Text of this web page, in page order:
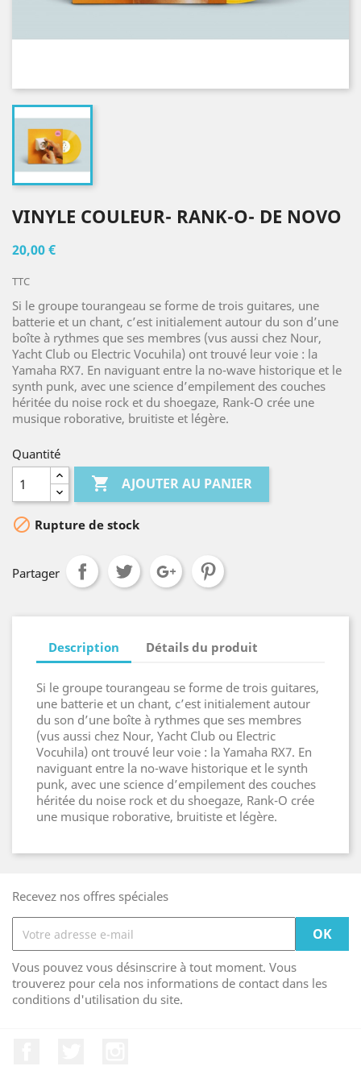
VINYLE COULEUR- RANK-O- DE NOVO
20,00 €
TTC
Si le groupe tourangeau se forme de trois guitares, une
batterie et un chant, c’est initialement autour du son d’une
boîte à rythmes que ses membres (vus aussi chez Nour,
Yacht Club ou Electric Vocuhila) ont trouvé leur voie : la
Yamaha RX7. En naviguant entre la no-wave historique et le
synth punk, avec une science d’empilement des couches
héritée du noise rock et du shoegaze, Rank-O crée une
musique roborative, bruitiste et légère.
Quantité
 AJOUTER AU PANIER
 Rupture de stock
Partager
Description Détails du produit
Si le groupe tourangeau se forme de trois guitares,
une batterie et un chant, c’est initialement autour
du son d’une boîte à rythmes que ses membres
(vus aussi chez Nour, Yacht Club ou Electric
Vocuhila) ont trouvé leur voie : la Yamaha RX7. En
naviguant entre la no-wave historique et le synth
punk, avec une science d’empilement des couches
héritée du noise rock et du shoegaze, Rank-O crée
une musique roborative, bruitiste et légère.
Recevez nos offres spéciales
Vous pouvez vous désinscrire à tout moment. Vous
trouverez pour cela nos informations de contact dans les
conditions d'utilisation du site.